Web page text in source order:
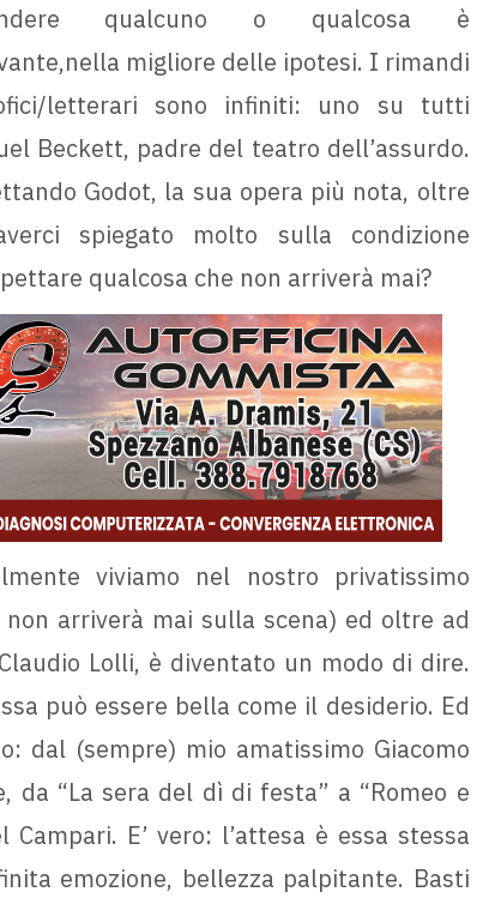
qualcuno o qualcosa è
migliore delle ipotesi. I rimandi
letterari sono infiniti: uno su tutti
Beckett, padre del teatro dell’assurdo.
Godot, la sua opera più nota, oltre
spiegato molto sulla condizione
qualcosa che non arriverà mai?
viviamo nel nostro privatissimo
arriverà mai sulla scena) ed oltre ad
Lolli, è diventato un modo di dire.
può essere bella come il desiderio. Ed
dal (sempre) mio amatissimo Giacomo
da “La sera del dì di festa” a “Romeo e
E’ vero: l’attesa è essa stessa
emozione, bellezza palpitante. Basti